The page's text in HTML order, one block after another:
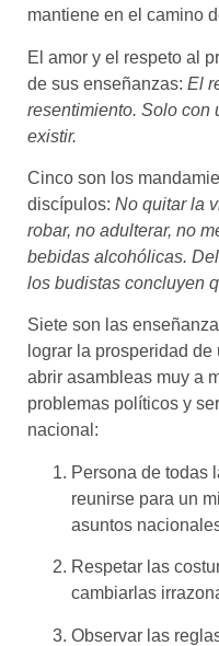
mantiene en el camino
El amor y el respeto al
de sus enseñanzas: El
resentimiento. Solo con
existir.
Cinco son los
discípulos: No quitar la
robar, no adulterar, no
bebidas alcohólicas.
los budistas concluyen
Siete son las
lograr la prosperidad
abrir asambleas muy a
problemas políticos y
nacional:
Persona de todas
reunirse para un
asuntos
Respetar las
cambiarlas
Observar las